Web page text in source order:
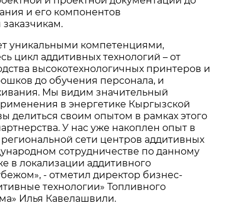
и его компонентов
уникальными компетенциями,
цикл аддитивных технологий – от
высокотехнологичных принтеров и
до обучения персонала, и
Мы видим значительный
в энергетике Кыргызской
делиться своим опытом в рамках этого
У нас уже накоплен опыт в
сети центров аддитивных
сотрудничестве по данному
в локализации аддитивного
- отметил директор бизнес-
технологии» Топливного
Илья Кавелашвили.